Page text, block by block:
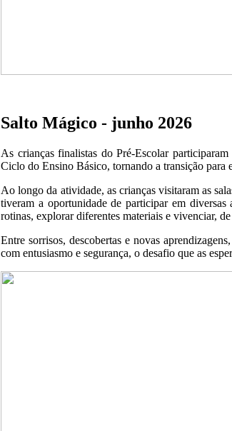
Salto Mágico - junho 2026
As crianças finalistas do Pré-Escolar
Ciclo do Ensino Básico, tornando a transição para
Ao longo da atividade, as crianças visitaram as
tiveram a oportunidade de participar em diversas
rotinas, explorar diferentes materiais e vivenciar,
Entre sorrisos, descobertas e novas
com entusiasmo e segurança, o desafio que as